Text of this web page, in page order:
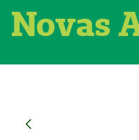
Novas